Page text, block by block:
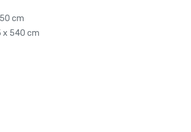
cm
x 540 cm